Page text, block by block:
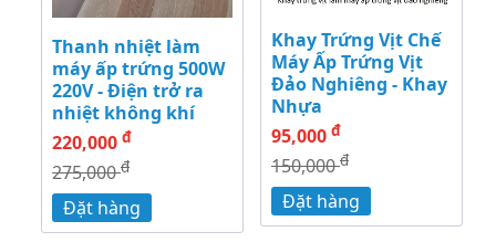
Thanh nhiệt làm
máy ấp trứng 500W
220V - Điện trở ra
nhiệt không khí
220,000 đ
275,000đ
Đặt hàng
Khay Trứng Vịt Chế
Máy Ấp Trứng Vịt
Đảo Nghiêng - Khay
Nhựa
95,000 đ
150,000đ
Đặt hàng